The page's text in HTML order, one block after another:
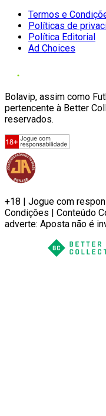
Termos e
Políticas de
Política Editorial
Ad Choices
Bolavip, assim como
pertencente à Better
reservados.
+18 | Jogue com
Condições | Conteúdo
adverte: Aposta não é